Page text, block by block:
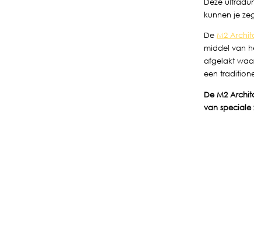
Deze
kunnen je
DeM2
middel van
afgelakt
een
De M2
van speciale